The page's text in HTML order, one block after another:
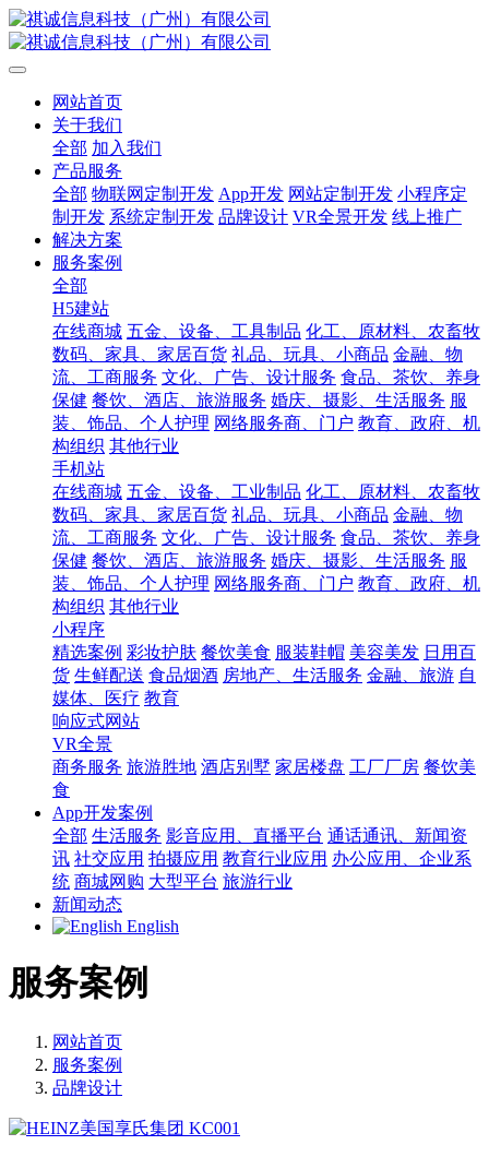
网站首页
关于我们
全部 加入我们
产品服务
全部 物联网定制开发 App开发 网站定制开发 小程序定
制开发 系统定制开发 品牌设计 VR全景开发 线上推广
解决方案
服务案例
全部
H5建站
在线商城 五金、设备、工具制品 化工、原材料、农畜牧
数码、家具、家居百货 礼品、玩具、小商品 金融、物
流、工商服务 文化、广告、设计服务 食品、茶饮、养身
保健 餐饮、酒店、旅游服务 婚庆、摄影、生活服务 服
装、饰品、个人护理 网络服务商、门户 教育、政府、机
构组织 其他行业
手机站
在线商城 五金、设备、工业制品 化工、原材料、农畜牧
数码、家具、家居百货 礼品、玩具、小商品 金融、物
流、工商服务 文化、广告、设计服务 食品、茶饮、养身
保健 餐饮、酒店、旅游服务 婚庆、摄影、生活服务 服
装、饰品、个人护理 网络服务商、门户 教育、政府、机
构组织 其他行业
小程序
精选案例 彩妆护肤 餐饮美食 服装鞋帽 美容美发 日用百
货 生鲜配送 食品烟酒 房地产、生活服务 金融、旅游 自
媒体、医疗 教育
响应式网站
VR全景
商务服务 旅游胜地 酒店别墅 家居楼盘 工厂厂房 餐饮美
食
App开发案例
全部 生活服务 影音应用、直播平台 通话通讯、新闻资
讯 社交应用 拍摄应用 教育行业应用 办公应用、企业系
统 商城网购 大型平台 旅游行业
新闻动态
English
服务案例
网站首页
服务案例
品牌设计